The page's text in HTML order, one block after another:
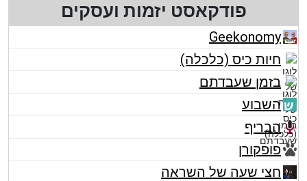
פודקאסט יזמות ועסקים
Geekonomy
חיות כיס (כלכלה)
בזמן שעבדתם
השבוע
הבריף
פופקורן
חצי שעה של השראה